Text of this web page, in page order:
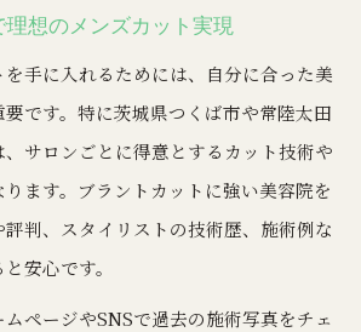
想のメンズカット実現
手に入れるためには、自分に合った美
です。特に茨城県つくば市や常陸太田
サロンごとに得意とするカット技術や
ます。ブラントカットに強い美容院を
判、スタイリストの技術歴、施術例な
安心です。
ページやSNSで過去の施術写真をチェ